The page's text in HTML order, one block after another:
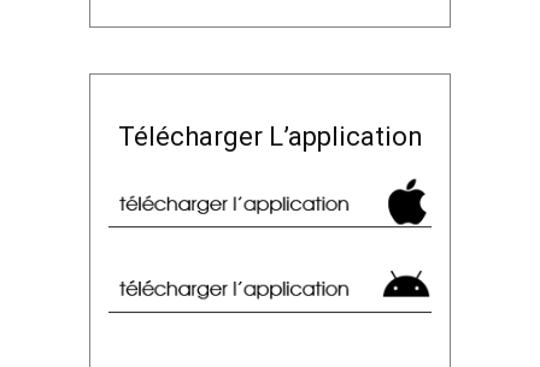
Télécharger L’application